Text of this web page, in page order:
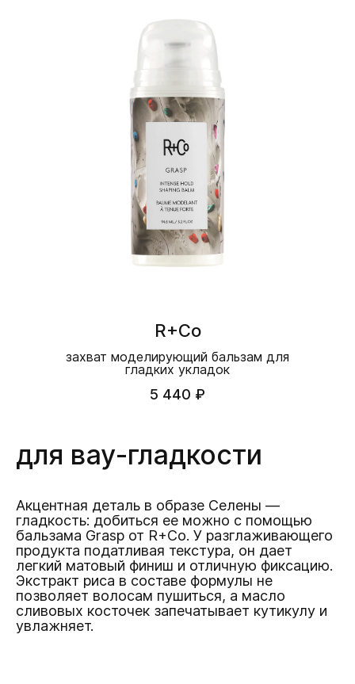
R+Co
захват моделирующий бальзам для
гладких укладок
5 440 ₽
для вау-гладкости
Акцентная деталь в образе Селены —
гладкость: добиться ее можно с помощью
бальзама Grasp от R+Co. У разглаживающего
продукта податливая текстура, он дает
легкий матовый финиш и отличную фиксацию.
Экстракт риса в составе формулы не
позволяет волосам пушиться, а масло
сливовых косточек запечатывает кутикулу и
увлажняет.